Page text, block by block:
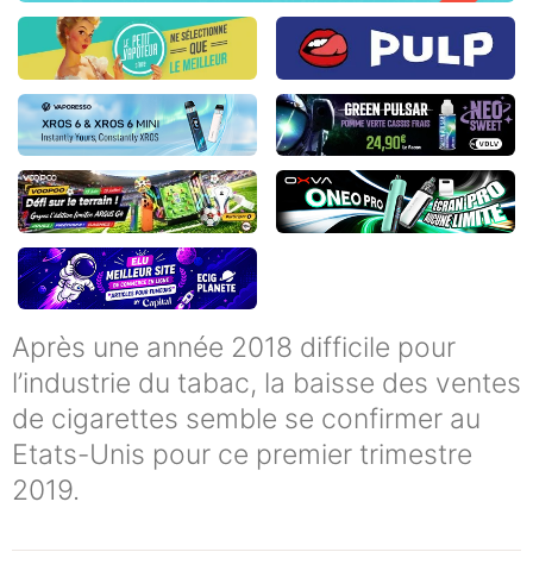
Après une année 2018 difficile pour
l’industrie du tabac, la baisse des ventes
de cigarettes semble se confirmer au
Etats-Unis pour ce premier trimestre
2019.